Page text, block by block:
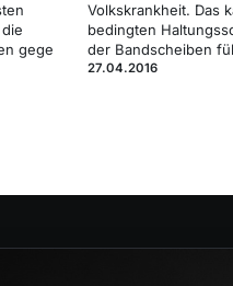
gege
Volkskrankheit. Das
bedingten
der Bandscheiben
27.04.2016